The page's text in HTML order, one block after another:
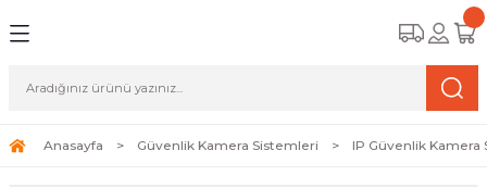
Sistemleri
Sistemleri (Network Kameraları)
Güvenlik
Duvarı) Cihazları
ve Depolama Ürünleri
Anasayfa Güvenlik Kamera Sistemleri IP Güvenlik Kamera